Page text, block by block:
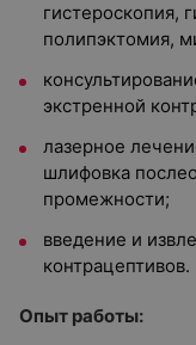
гистероскопия,
полипэктомия,
экстренной
лазерное
шлифовка
промежности;
введение и
контрацептивов.
Опыт работы: